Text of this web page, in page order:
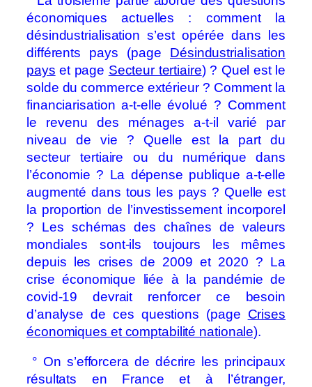
économiques actuelles : comment la
désindustrialisation s’est opérée dans les
différents pays (page Désindustrialisation
pays et page Secteur tertiaire) ? Quel est le
solde du commerce extérieur ? Comment la
financiarisation a-t-elle évolué ? Comment
le revenu des ménages a-t-il varié par
niveau de vie ? Quelle est la part du
secteur tertiaire ou du numérique dans
l’économie ? La dépense publique a-t-elle
augmenté dans tous les pays ? Quelle est
la proportion de l’investissement incorporel
? Les schémas des chaînes de valeurs
mondiales sont-ils toujours les mêmes
depuis les crises de 2009 et 2020 ? La
crise économique liée à la pandémie de
covid-19 devrait renforcer ce besoin
d’analyse de ces questions (page Crises
économiques et comptabilité nationale).
° On s’efforcera de décrire les principaux
résultats en France et à l’étranger,